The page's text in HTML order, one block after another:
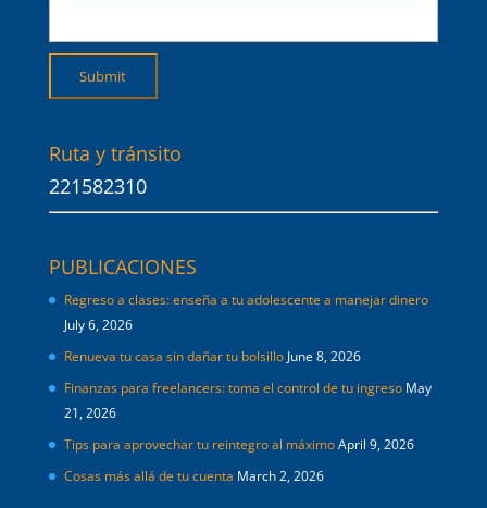
Ruta y tránsito
221582310
PUBLICACIONES
Regreso a clases: enseña a tu adolescente a manejar dinero
July 6, 2026
Renueva tu casa sin dañar tu bolsillo June 8, 2026
Finanzas para freelancers: toma el control de tu ingreso May
21, 2026
Tips para aprovechar tu reintegro al máximoApril 9, 2026
Cosas más allá de tu cuenta March 2, 2026